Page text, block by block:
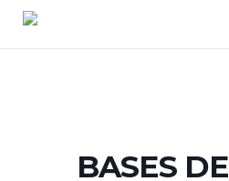
Skip
BASES DE